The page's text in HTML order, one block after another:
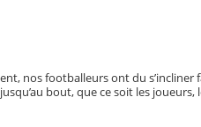
nos footballeurs ont du s’incliner
bout, que ce soit les joueurs,